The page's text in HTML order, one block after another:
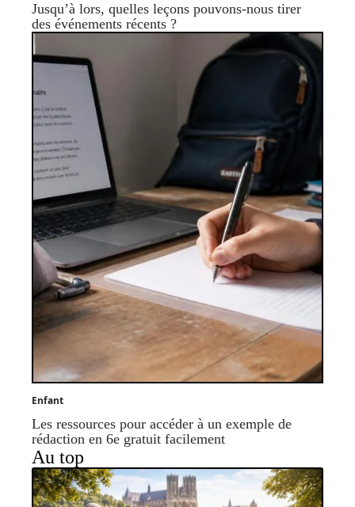
Jusqu’à lors, quelles leçons pouvons-nous tirer
des événements récents ?
Enfant
Les ressources pour accéder à un exemple de
rédaction en 6e gratuit facilement
Au top